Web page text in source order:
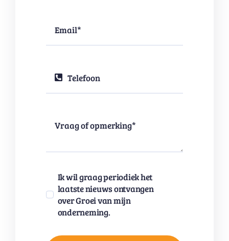
Ik wil graag periodiek het
laatste nieuws ontvangen
over Groei van mijn
onderneming.